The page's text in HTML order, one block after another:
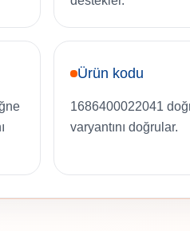
Ürün kodu
1686400022041
varyantını doğrular.